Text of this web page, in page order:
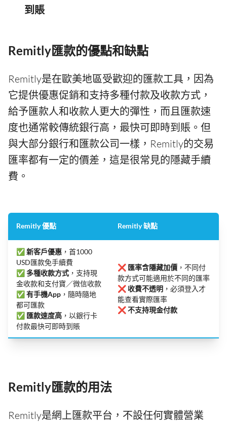
到賬
Remitly匯款的優點和缺點
Remitly是在歐美地區受歡迎的匯款工具，因為
它提供優惠促銷和支持多種付款及收款方式，
給予匯款人和收款人更大的彈性，而且匯款速
度也通常較傳統銀行高，最快可即時到賬。但
與大部分銀行和匯款公司一樣，Remitly的交易
匯率都有一定的價差，這是很常見的隱藏手續
費。
Remitly 優點 Remitly 缺點
✅ 新客戶優惠 ，首1000
USD匯款免手續費
✅ 多種收款方式 ，支持現
金收款和支付寶／微信收款
✅ 有手機App ，隨時隨地
都可匯款
✅ 匯款速度高 ，以銀行卡
付款最快可即時到賬
❌ 匯率含隱藏加價 ，不同付
款方式可能適用於不同的匯率
❌ 收費不透明 ，必須登入才
能查看實際匯率
❌不支持現金付款
Remitly匯款的用法
Remitly是網上匯款平台，不設任何實體營業